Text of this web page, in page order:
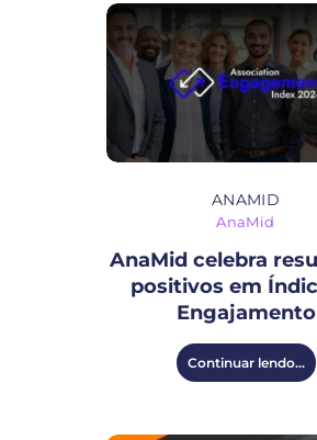
ANAMID
AnaMid
AnaMid celebra
positivos em
Engajamento
Continuar lendo...